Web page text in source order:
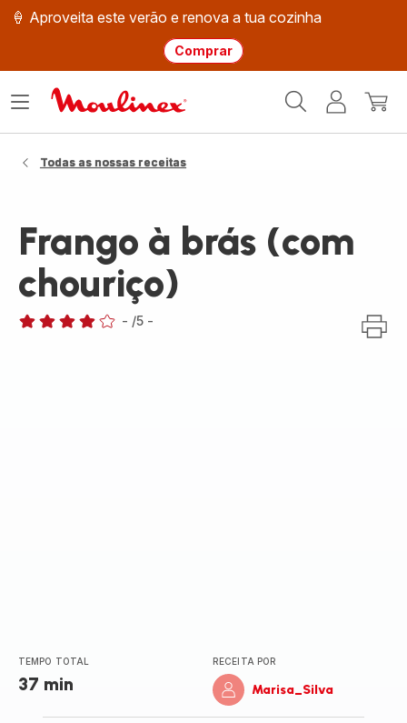
🍦 Aproveita este verão e renova a tua cozinha
Comprar
Moulinex
O
Abrir
Todas as nossas receitas
Frango à brás (com
chouriço)
- /5 -
TEMPO TOTAL
37 min
RECEITA POR
Marisa_Silva